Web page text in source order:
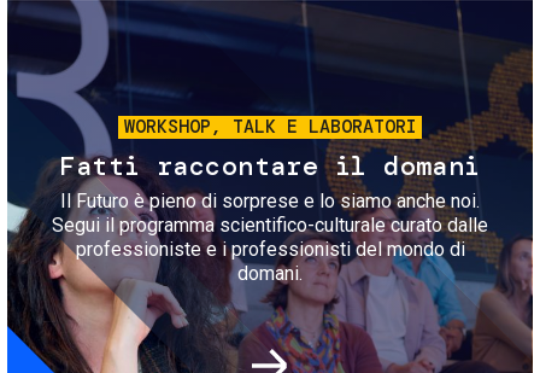
Immagine
WORKSHOP, TALK E LABORATORI
Fatti raccontare il domani
Il Futuro è pieno di sorprese e lo siamo anche noi.
Segui il programma scientifico-culturale curato dalle
professioniste e i professionisti del mondo di
domani.